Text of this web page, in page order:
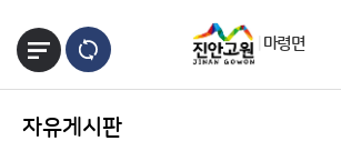
마령면
자유게시판